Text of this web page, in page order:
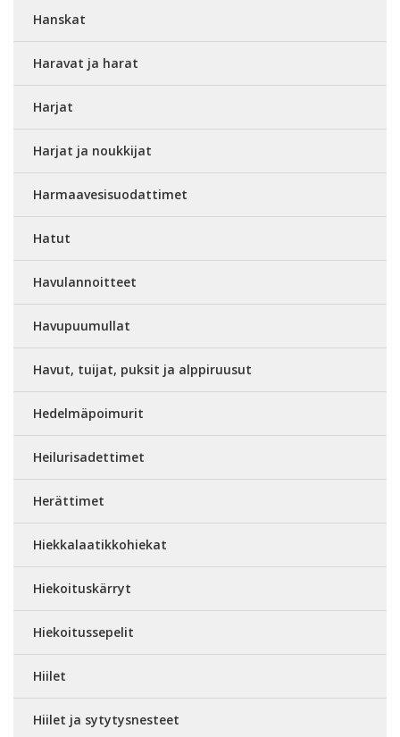
Hanskat
Haravat ja harat
Harjat
Harjat ja noukkijat
Harmaavesisuodattimet
Hatut
Havulannoitteet
Havupuumullat
Havut, tuijat, puksit ja alppiruusut
Hedelmäpoimurit
Heilurisadettimet
Herättimet
Hiekkalaatikkohiekat
Hiekoituskärryt
Hiekoitussepelit
Hiilet
Hiilet ja sytytysnesteet